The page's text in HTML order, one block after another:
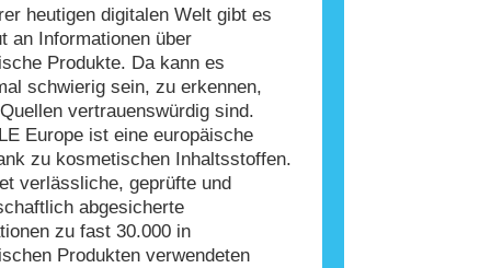
heutigen digitalen Welt gibt es
an Informationen über
Produkte. Da kann es
schwierig sein, zu erkennen,
vertrauenswürdig sind.
Europe ist eine europäische
zu kosmetischen Inhaltsstoffen.
verlässliche, geprüfte und
abgesicherte
zu fast 30.000 in
Produkten verwendeten